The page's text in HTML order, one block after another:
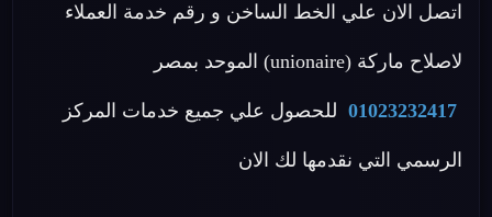
اتصل الان علي الخط الساخن و رقم خدمة العملاء
لاصلاح ماركة (unionaire) الموحد بمصر
01023232417 للحصول علي جميع خدمات المركز
الرسمي التي نقدمها لك الان